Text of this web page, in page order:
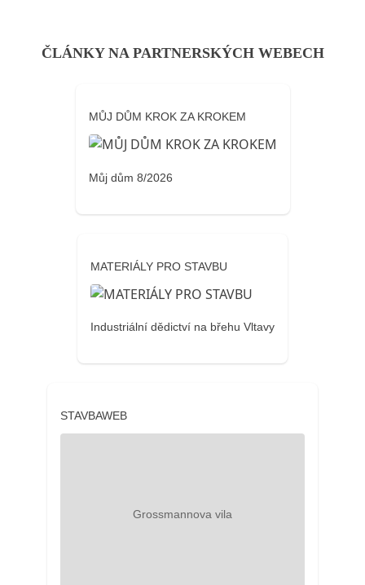
ČLÁNKY NA PARTNERSKÝCH WEBECH
MŮJ DŮM KROK ZA KROKEM
Můj dům 8/2026
MATERIÁLY PRO STAVBU
Industriální dědictví na břehu Vltavy
STAVBAWEB